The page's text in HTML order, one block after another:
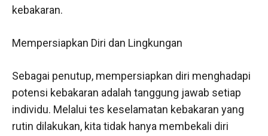
kebakaran.
Mempersiapkan Diri dan Lingkungan
Sebagai penutup, mempersiapkan diri menghadapi
potensi kebakaran adalah tanggung jawab setiap
individu. Melalui tes keselamatan kebakaran yang
rutin dilakukan, kita tidak hanya membekali diri